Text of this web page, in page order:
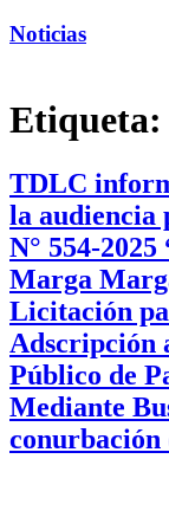
Noticias
Etiqueta:
TDLC
la audiencia
N° 554-
Marga
Licitación
Adscripción
Público de
Mediante
conurbación